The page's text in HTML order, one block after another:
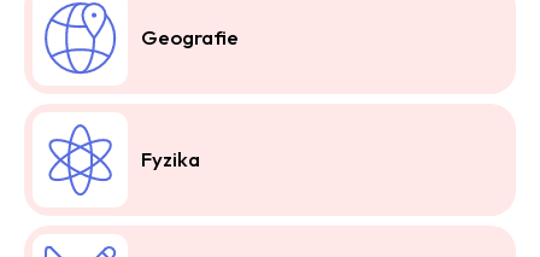
Geografie
Fyzika